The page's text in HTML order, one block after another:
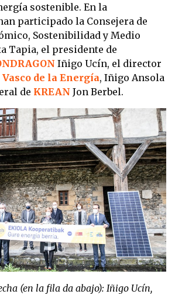
sostenible. En la
participado la Consejera de
Sostenibilidad y Medio
Tapia, el presidente de
Iñigo Ucín, el director
de la Energía, Iñigo Ansola
de KREAN Jon Berbel.
(en la fila da abajo): Iñigo Ucín,